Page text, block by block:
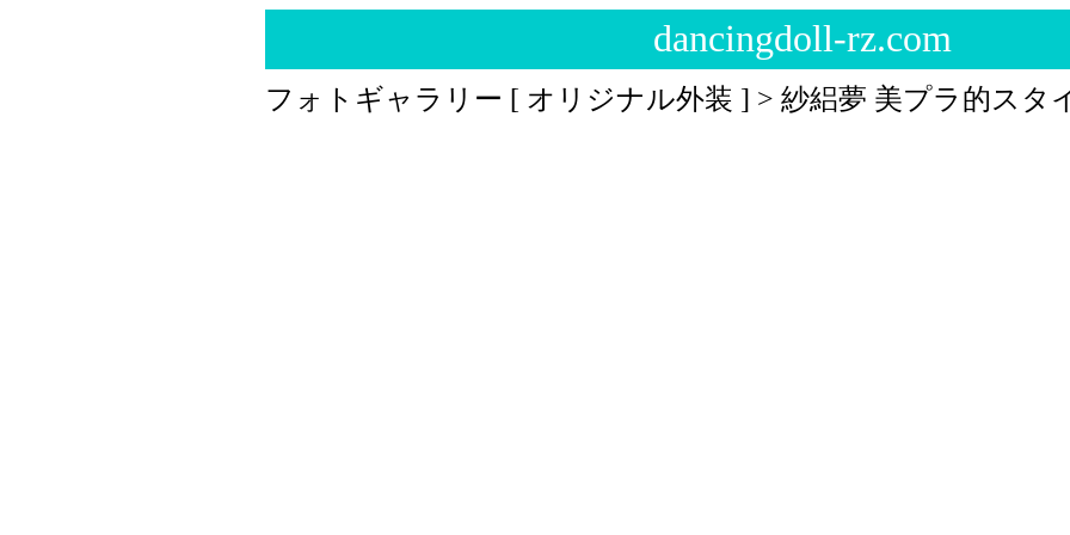
dancingdoll-rz.com
フォトギャラリー [ オリジナル外装 ] > 紗絽夢 美プラ的スタ